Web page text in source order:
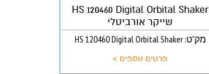
HS 120460 Digital Orbital Shaker
שייקר אורביטלי
מק"ט: HS 120460 Digital Orbital Shaker
פרטים נוספים >